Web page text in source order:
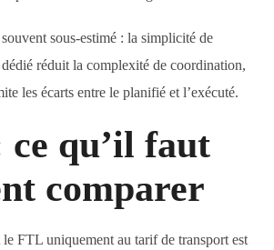
sous-estimé : la simplicité de
réduit la complexité de coordination,
les écarts entre le planifié et l’exécuté.
ce qu’il faut
comparer
FTL uniquement au tarif de transport est